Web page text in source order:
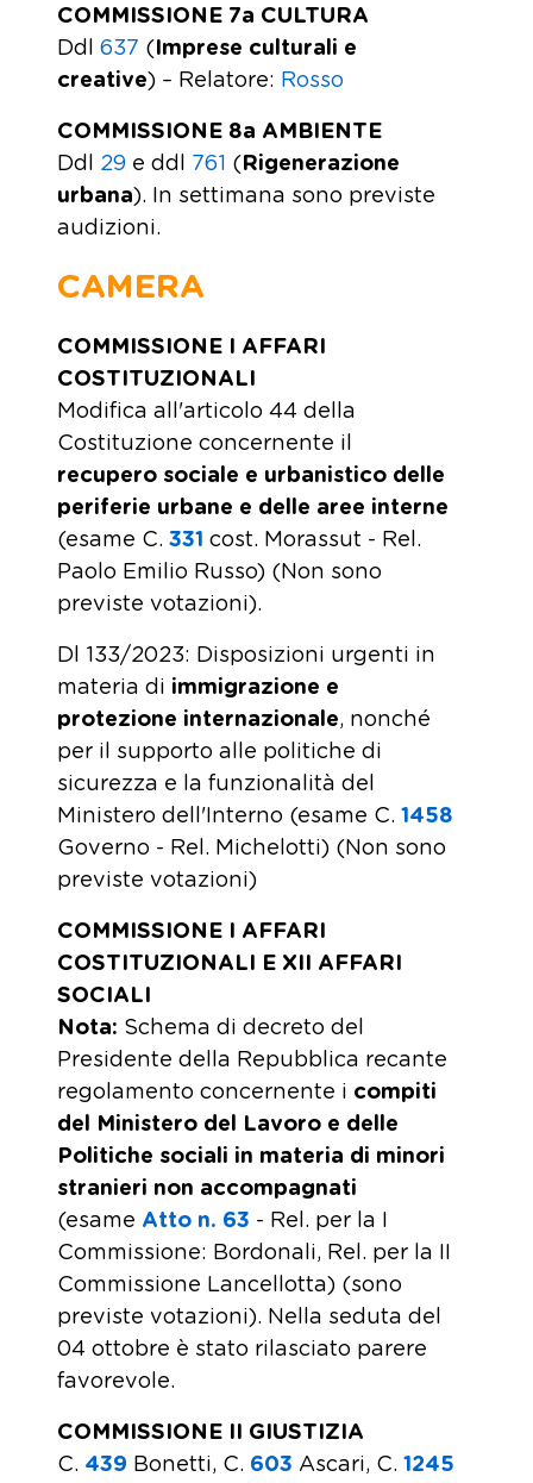
COMMISSIONE 7a CULTURA
Ddl 637 ( Imprese culturali e
creative) – Relatore: Rosso
COMMISSIONE 8a AMBIENTE
Ddl 29 e ddl 761 ( Rigenerazione
urbana). In settimana sono previste
audizioni.
CAMERA
COMMISSIONE I AFFARI
COSTITUZIONALI
Modifica all'articolo 44 della
Costituzione concernente il
recupero sociale e urbanistico delle
periferie urbane e delle aree interne
(esame C. 331 ​ cost. Morassut - Rel.
Paolo Emilio Russo) (Non sono
previste votazioni).
Dl 133/2023: Disposizioni urgenti in
materia di immigrazione e
protezione internazionale, nonché
per il supporto alle politiche di
sicurezza e la funzionalità del
Ministero dell'Interno (esame C. 1458
Governo - Rel. Michelotti) (Non sono
previste votazioni)
COMMISSIONE I AFFARI
COSTITUZIONALI E XII AFFARI
SOCIALI
Nota: Schema di decreto del
Presidente della Repubblica recante
regolamento concernente i compiti
del Ministero del Lavoro e delle
Politiche sociali in materia di minori
stranieri non accompagnati
(esame Atto n. 63 - Rel. per la I
Commissione: Bordonali, Rel. per la II
Commissione Lancellotta) (sono
previste votazioni). Nella seduta del
04 ottobre è stato rilasciato parere
favorevole.
COMMISSIONE II GIUSTIZIA
C. 439 ​ Bonetti, C. 603 ​ Ascari, C. 1245